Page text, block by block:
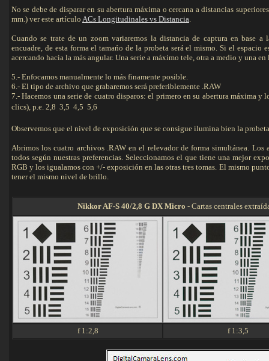
No se debe de disparar en su abertura máxima o cercana a distancias
mm.) ver este artículo ACs Longitudinales vs Distancia.
Cuando se trate de un zoom variaremos la distancia de captura en base
encuadre, de esta forma el tamańo de la probeta será el mismo. Si el
acercando hacia la más angular. Una serie a máximo tele, otra a medio y una
5.- Enfocamos manualmente lo más finamente posible.
6.- El tipo de archivo que grabaremos será preferiblemente .RAW
7.- Hacemos una serie de cuatro disparos: el primero en su abertura máxima y
clics), p.e. 2,8  3,5  4,5  5,6
Observemos que el nivel de exposición que se consigue ilumina bien la
Abrimos los cuatro archivos .RAW en el relevador de forma simultánea.
todos según nuestras preferencias. Seleccionamos el que tiene una mejor
RGB y los igualamos con +/- exposición en las otras tres tomas. El mismo
tener el mismo nivel de brillo.
Nikkor AF-S 40/2,8 G DX Micro - Cartas centrales
f 1:2,8 f 1:3,5